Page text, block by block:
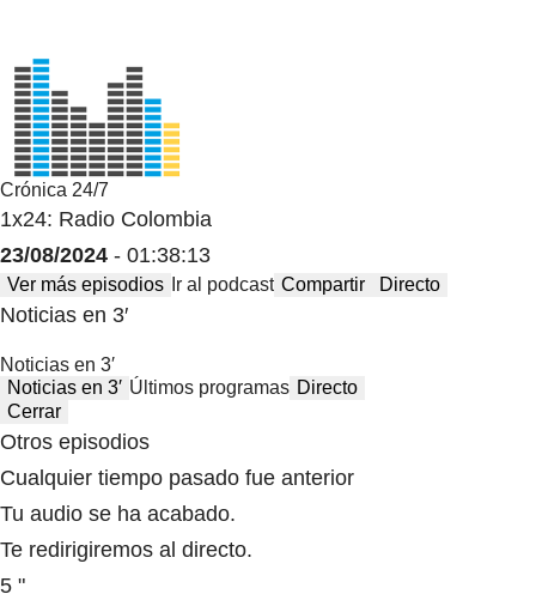
Crónica 24/7
1x24: Radio Colombia
23/08/2024 - 01:38:13
Ver más episodios Ir al podcast Compartir Directo
Noticias en 3′
Noticias en 3′
Noticias en 3′ Últimos programas Directo
Cerrar
Otros episodios
Cualquier tiempo pasado fue anterior
Tu audio se ha acabado.
Te redirigiremos al directo.
5 "